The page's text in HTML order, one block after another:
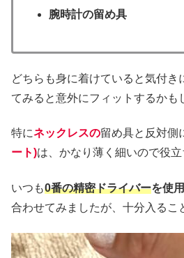
腕時計の留め具
どちらも身に着けていると気付き
てみると意外にフィットするかも
特にネックレスの留め具と反対側
ート)は、かなり薄く細いので役立
いつも0番の精密ドライバーを使
合わせてみましたが、十分入るこ